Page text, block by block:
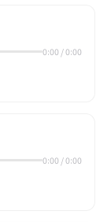
0:00 /0:00
0:00 /0:00